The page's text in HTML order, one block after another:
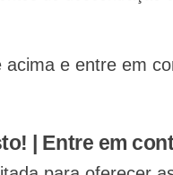
e entre em
| Entre em